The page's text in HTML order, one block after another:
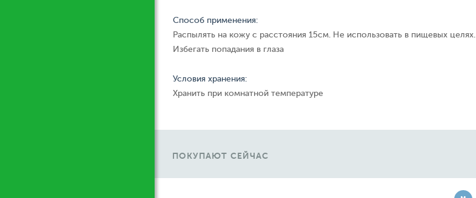
Способ применения:
Распылять на кожу с расстояния 15см. Не использовать в пищевых целях.
Избегать попадания в глаза
Условия хранения:
Хранить при комнатной температуре
ПОКУПАЮТ СЕЙЧАС